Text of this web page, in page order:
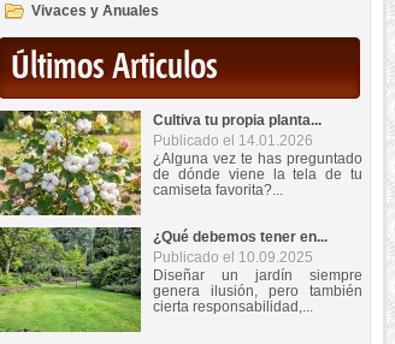
Vivaces y Anuales
Últimos Articulos
Cultiva tu propia planta...
Publicado el 14.01.2026
¿Alguna vez te has preguntado
de dónde viene la tela de tu
camiseta favorita?...
¿Qué debemos tener en...
Publicado el 10.09.2025
Diseñar un jardín siempre
genera ilusión, pero también
cierta responsabilidad,...